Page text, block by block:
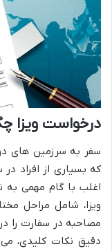
درخواست ویزا
سفر به سرزمین های
که بسیاری از افراد
اغلب با گام مهمی به
ویزا، شامل مراحل
مصاحبه در سفارت را
دقیق نکات کلیدی،